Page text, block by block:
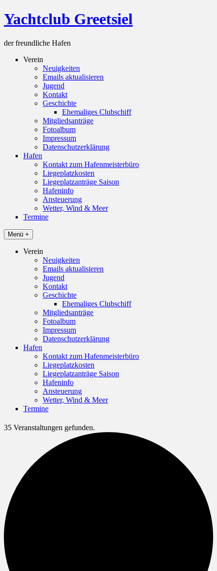
Skip
to
Yachtclub Greetsiel
der freundliche Hafen
Verein
Neuigkeiten
Emails aktualisieren
Jugend
Kontakt
Geschichte
Ehemaliges Clubschiff
Mitgliedsanträge
Fotoalbum
Impressum
Datenschutzerklärung
Hafen
Kontakt zum Hafenmeisterbüro
Liegeplatzkosten
Liegeplatzanträge Saison
Hafeninfo
Ansteuerung
Wetter, Wind & Meer
Termine
Menü +
Verein
Neuigkeiten
Emails aktualisieren
Jugend
Kontakt
Geschichte
Ehemaliges Clubschiff
Mitgliedsanträge
Fotoalbum
Impressum
Datenschutzerklärung
Hafen
Kontakt zum Hafenmeisterbüro
Liegeplatzkosten
Liegeplatzanträge Saison
Hafeninfo
Ansteuerung
Wetter, Wind & Meer
Termine
35 Veranstaltungen gefunden.